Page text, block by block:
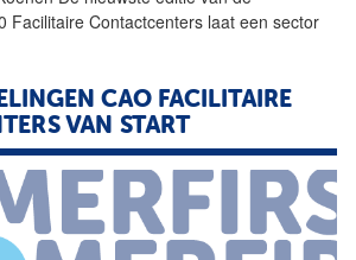
Facilitaire Contactcenters laat een sector
CAO FACILITAIRE
VAN START